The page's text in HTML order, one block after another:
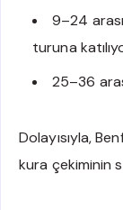
9–24
turuna
25–36
Dolayısıyla,
kura çekiminin